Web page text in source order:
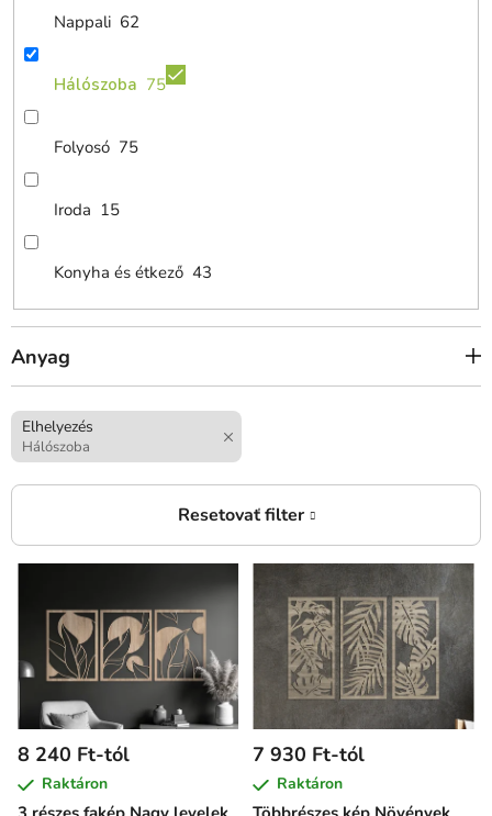
Nappali 62
Hálószoba 75
Folyosó 75
Iroda 15
Konyha és étkező 43
Anyag
Elhelyezés
Hálószoba
T
m
é
k
e
k
l
8 240 Ft-tól
Raktáron
7 930 Ft-tól
Raktáron